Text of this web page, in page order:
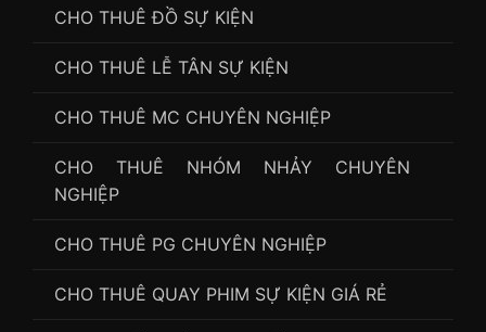
CHO THUÊ ĐỒ SỰ KIỆN
CHO THUÊ LỄ TÂN SỰ KIỆN
CHO THUÊ MC CHUYÊN NGHIỆP
CHO THUÊ NHÓM NHẢY CHUYÊN
NGHIỆP
CHO THUÊ PG CHUYÊN NGHIỆP
CHO THUÊ QUAY PHIM SỰ KIỆN GIÁ RẺ